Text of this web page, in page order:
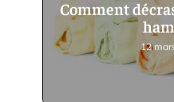
Comment
12